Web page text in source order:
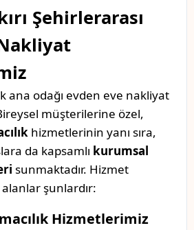
Şehirlerarası
ana odağı evden eve nakliyat
müşterilerine özel,
hizmetlerinin yanı sıra,
da kapsamlı kurumsal
sunmaktadır. Hizmet
şunlardır:
Hizmetlerimiz